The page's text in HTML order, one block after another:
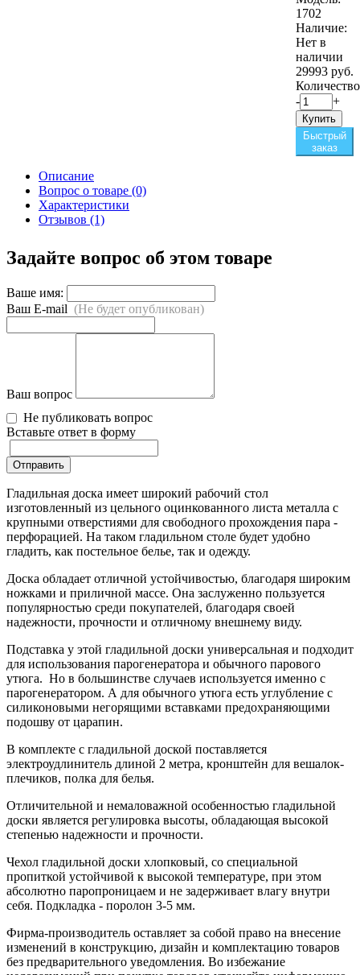
1702
Наличие:
Нет в
наличии
29993 руб.
Количество
-
+
Купить
Быстрый
заказ
Описание
Вопрос о товаре (0)
Характеристики
Отзывов (1)
Задайте вопрос об этом товаре
Ваше имя:
Ваш E-mail (Не будет опубликован)
Ваш вопрос
Не публиковать вопрос
Вставьте ответ в форму
Отправить
Гладильная доска имеет широкий рабочий стол
изготовленный из цельного оцинкованного листа металла с
крупными отверстиями для свободного прохождения пара -
перфорацией. На таком гладильном столе будет удобно
гладить, как постельное белье, так и одежду.
Доска обладает отличной устойчивостью, благодаря широким
ножками и приличной массе. Она заслуженно пользуется
популярностью среди покупателей, благодаря своей
надежности, прочности и отличному внешнему виду.
Подставка у этой гладильной доски универсальная и подходит
для использования парогенератора и обычного парового
утюга. Но в большинстве случаев используется именно с
парогенератором. А для обычного утюга есть углубление с
силиконовыми негорящими вставками предохраняющими
подошву от царапин.
В комплекте с гладильной доской поставляется
электроудлинитель длиной 2 метра, кронштейн для вешалок-
плечиков, полка для белья.
Отличительной и немаловажной особенностью гладильной
доски является регулировка высоты, обладающая высокой
степенью надежности и прочности.
Чехол гладильной доски хлопковый, со специальной
пропиткой устойчивой к высокой температуре, при этом
абсолютно паропроницаем и не задерживает влагу внутри
себя. Подкладка - поролон 3-5 мм.
Фирма-производитель оставляет за собой право на внесение
изменений в конструкцию, дизайн и комплектацию товаров
без предварительного уведомления. Во избежание